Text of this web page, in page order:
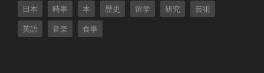
日本 時事 本 歴史 留学 研究 芸術
英語 音楽 食事